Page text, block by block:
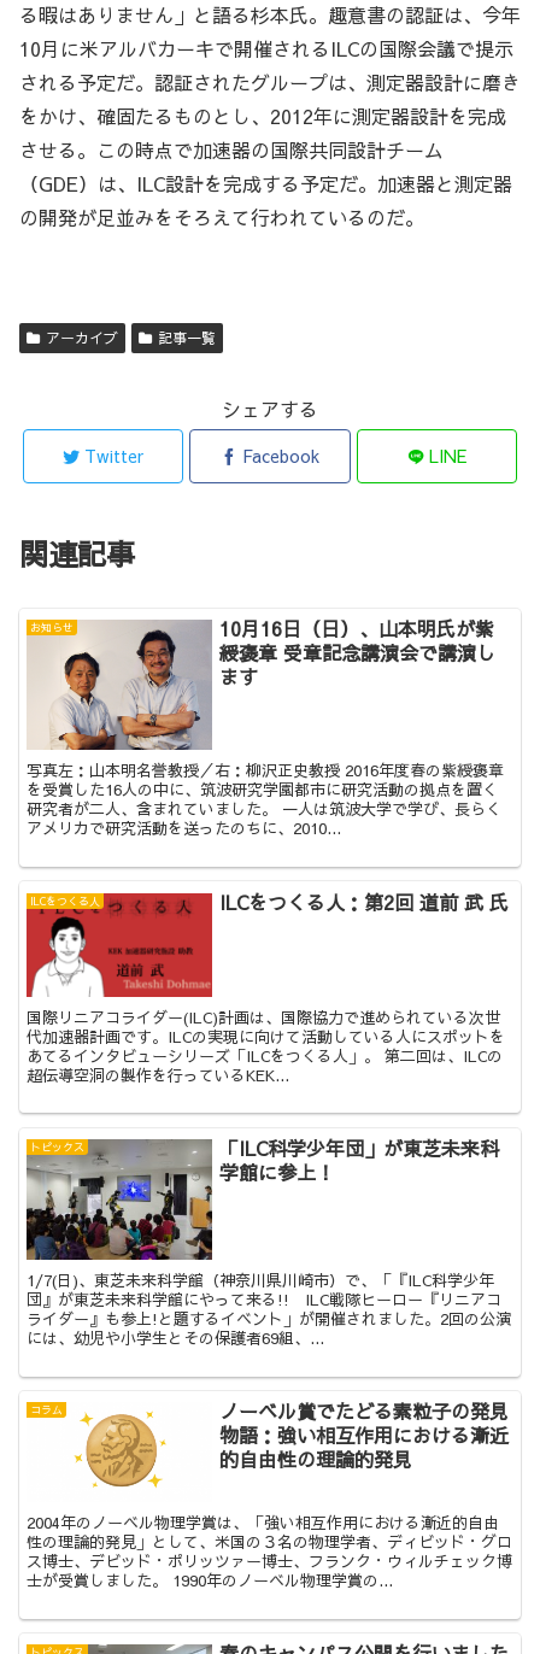
る暇はありません」と語る杉本氏。趣意書の認証は、今年
10月に米アルバカーキで開催されるILCの国際会議で提示
される予定だ。認証されたグループは、測定器設計に磨き
をかけ、確固たるものとし、2012年に測定器設計を完成
させる。この時点で加速器の国際共同設計チーム
（GDE）は、ILC設計を完成する予定だ。加速器と測定器
の開発が足並みをそろえて行われているのだ。
アーカイブ 記事一覧
シェアする
Twitter Facebook LINE
関連記事
お知らせ
10月16日（日）、山本明氏が紫
綬褒章 受章記念講演会で講演し
ます
写真左：山本明名誉教授／右：柳沢正史教授 2016年度春の紫綬褒章
を受賞した16人の中に、筑波研究学園都市に研究活動の拠点を置く
研究者が二人、含まれていました。 一人は筑波大学で学び、長らく
アメリカで研究活動を送ったのちに、2010...
ILCをつくる人 ILCをつくる人：第2回 道前 武 氏
国際リニアコライダー(ILC)計画は、国際協力で進められている次世
代加速器計画です。ILCの実現に向けて活動している人にスポットを
あてるインタビューシリーズ「ILCをつくる人」。 第二回は、ILCの
超伝導空洞の製作を行っているKEK...
トピックス
「ILC科学少年団」が東芝未来科
学館に参上！
1/7(日)、東芝未来科学館（神奈川県川崎市）で、「『ILC科学少年
団』が東芝未来科学館にやって来る!! ILC戦隊ヒーロー『リニアコ
ライダー』も参上!と題するイベント」が開催されました。2回の公演
には、幼児や小学生とその保護者69組、...
コラム
ノーベル賞でたどる素粒子の発見
物語：強い相互作用における漸近
的自由性の理論的発見
2004年のノーベル物理学賞は、「強い相互作用における漸近的自由
性の理論的発見」として、米国の３名の物理学者、ディビッド・グロ
ス博士、デビッド・ポリッツァー博士、フランク・ウィルチェック博
士が受賞しました。 1990年のノーベル物理学賞の...